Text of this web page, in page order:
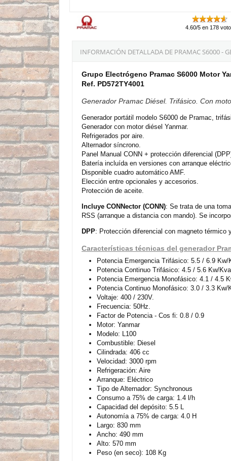
4.60/5 en 178
INFORMACIÓN DETALLADA DE PRAMAC S6000 -
Grupo Electrógeno Pramac S6000 Motor
Ref. PD572TY4001
Generador Pramac Diésel. Trifásico. Con
Generador portátil modelo S6000 de Pramac,
Generador con motor diésel Yanmar.
Refrigerados por aire.
Alternador síncrono.
Panel Manual CONN + protección diferencial
Batería incluída en versiones con arranque
Disponible cuadro automático AMF.
Elección entre opcionales y accesorios.
Protección de aceite.
Incluye CONNector (CONN): Se trata de una
RSS (arranque a distancia con mando). Se
DPP: Protección diferencial con magneto térmico
Características técnicas del generador
Potencia Emergencia Trifásico: 5.5 / 6.9 Kw/
Potencia Continuo Trifásico: 4.5 / 5.6 Kw/Kva
Potencia Emergencia Monofásico: 4.1 / 4.5
Potencia Continuo Monofásico: 3.0 / 3.3 Kw/
Voltaje: 400 / 230V.
Frecuencia: 50Hz.
Factor de Potencia - Cos fi: 0.8 / 0.9
Motor: Yanmar
Modelo: L100
Combustible: Diesel
Cilindrada: 406 cc
Velocidad: 3000 rpm
Refrigeración: Aire
Arranque: Eléctrico
Tipo de Alternador: Synchronous
Consumo a 75% de carga: 1.4 l/h
Capacidad del depósito: 5.5 L
Autonomía a 75% de carga: 4.0 H
Largo: 830 mm
Ancho: 490 mm
Alto: 570 mm
Peso (en seco): 108 Kg